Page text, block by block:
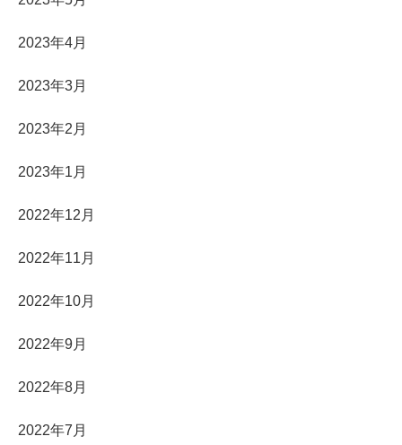
2023年4月
2023年3月
2023年2月
2023年1月
2022年12月
2022年11月
2022年10月
2022年9月
2022年8月
2022年7月